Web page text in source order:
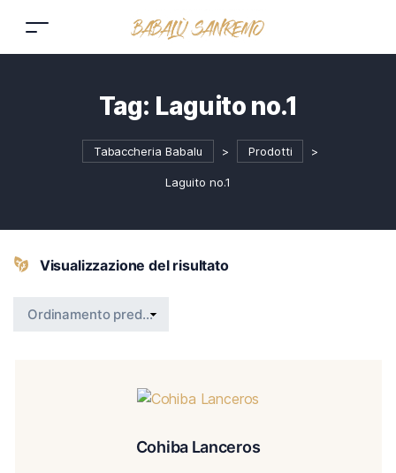
Tag: Laguito no.1
Tabaccheria Babalu > Prodotti >
Laguito no.1
Visualizzazione del risultato
Cohiba Lanceros